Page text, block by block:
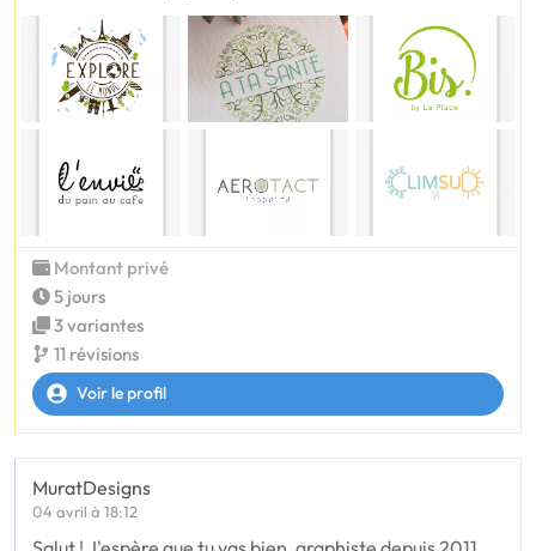
Montant privé
5 jours
3 variantes
11 révisions
Voir le profil
MuratDesigns
04 avril à 18:12